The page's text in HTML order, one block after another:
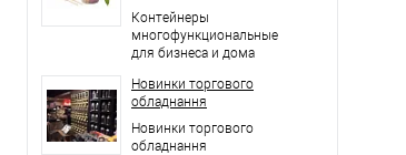
Контейнеры
многофункциональные
для бизнеса и дома
Новинки торгового
обладнання
Новинки торгового
обладнання